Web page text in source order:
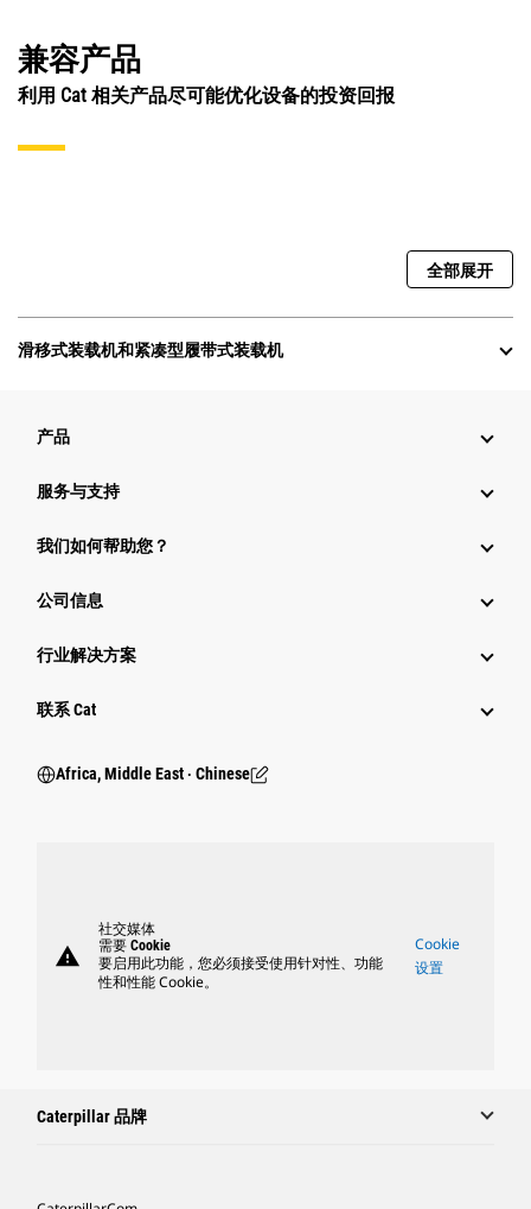
兼容产品
利用 Cat 相关产品尽可能优化设备的投资回报
全部展开
滑移式装载机和紧凑型履带式装载机
产品
服务与支持
我们如何帮助您？
公司信息
行业解决方案
行业
联系 Cat
Africa, Middle East ‧ Chinese
warning
社交媒体
需要 Cookie
要启用此功能，您必须接受使用针对性、功能
性和性能 Cookie。
Cookie
设置
Caterpillar 品牌